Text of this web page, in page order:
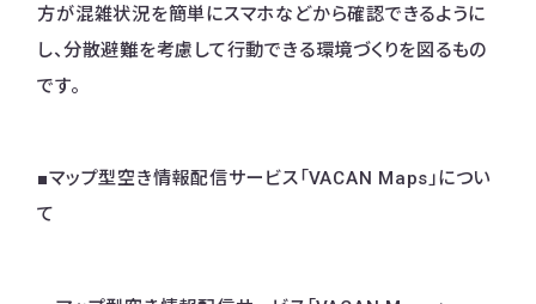
方が混雑状況を簡単にスマホなどから確認できるように
し、分散避難を考慮して行動できる環境づくりを図るもの
です。
■マップ型空き情報配信サービス「VACAN Maps」につい
て